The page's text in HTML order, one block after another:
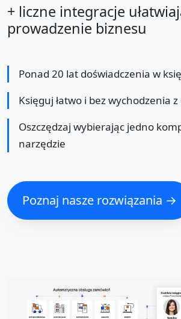
+ liczne integracje
prowadzenie biznesu
Ponad 20 lat doświadczenia w
Księguj łatwo i bez wychodzenia
Oszczędzaj wybierając jedno
narzędzie
Poznaj nasze rozwiązania →